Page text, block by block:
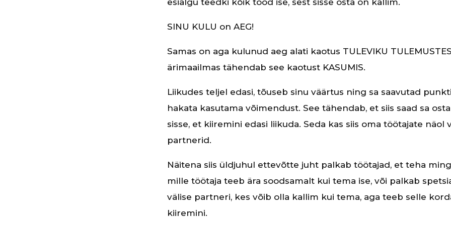
SINU KULU on AEG!
Samas on aga kulunud aeg alati kaotus TULEVIKU
ärimaailmas tähendab see kaotust KASUMIS.
Liikudes teljel edasi, tõuseb sinu väärtus ning sa saavutad
hakata kasutama võimendust. See tähendab, et siis saad sa
sisse, et kiiremini edasi liikuda. Seda kas siis oma töötajate näol
partnerid.
Näitena siis üldjuhul ettevõtte juht palkab töötajad, et teha
mille töötaja teeb ära soodsamalt kui tema ise, või palkab
välise partneri, kes võib olla kallim kui tema, aga teeb selle
kiiremini.